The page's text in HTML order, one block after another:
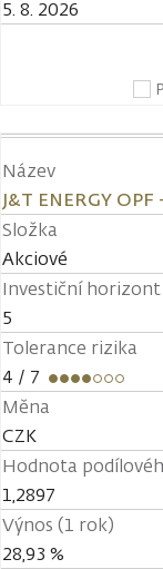
5. 8. 2026
Název
J&T ENERGY
Složka
Akciové
Investiční horizont
5
Tolerance rizika
4 / 7
Měna
CZK
Hodnota
1,2897
Výnos (1 rok)
28,93 %